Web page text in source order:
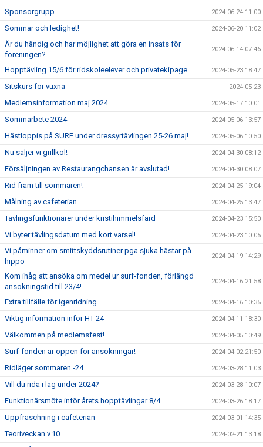
Sponsorgrupp 2024-06-24 11:00
Sommar och ledighet! 2024-06-20 11:02
Är du händig och har möjlighet att göra en insats för
föreningen?
2024-06-14 07:46
Hopptävling 15/6 för ridskoleelever och privatekipage 2024-05-23 18:47
Sitskurs för vuxna 2024-05-23
Medlemsinformation maj 2024 2024-05-17 10:01
Sommarbete 2024 2024-05-06 13:57
Hästloppis på SURF under dressyrtävlingen 25-26 maj! 2024-05-06 10:50
Nu säljer vi grillkol! 2024-04-30 08:12
Försäljningen av Restaurangchansen är avslutad! 2024-04-30 08:07
Rid fram till sommaren! 2024-04-25 19:04
Målning av cafeterian 2024-04-25 13:47
Tävlingsfunktionärer under kristihimmelsfärd 2024-04-23 15:50
Vi byter tävlingsdatum med kort varsel! 2024-04-23 10:05
Vi påminner om smittskyddsrutiner pga sjuka hästar på
hippo
2024-04-19 14:29
Kom ihåg att ansöka om medel ur surf-fonden, förlängd
ansökningstid till 23/4!
2024-04-16 21:58
Extra tillfälle för igenridning 2024-04-16 10:35
Viktig information inför HT-24 2024-04-11 18:30
Välkommen på medlemsfest! 2024-04-05 10:49
Surf-fonden är öppen för ansökningar! 2024-04-02 21:50
Ridläger sommaren -24 2024-03-28 11:03
Vill du rida i lag under 2024? 2024-03-28 10:07
Funktionärsmöte inför årets hopptävlingar 8/4 2024-03-26 18:17
Uppfräschning i cafeterian 2024-03-01 14:35
Teoriveckan v.10 2024-02-21 13:18